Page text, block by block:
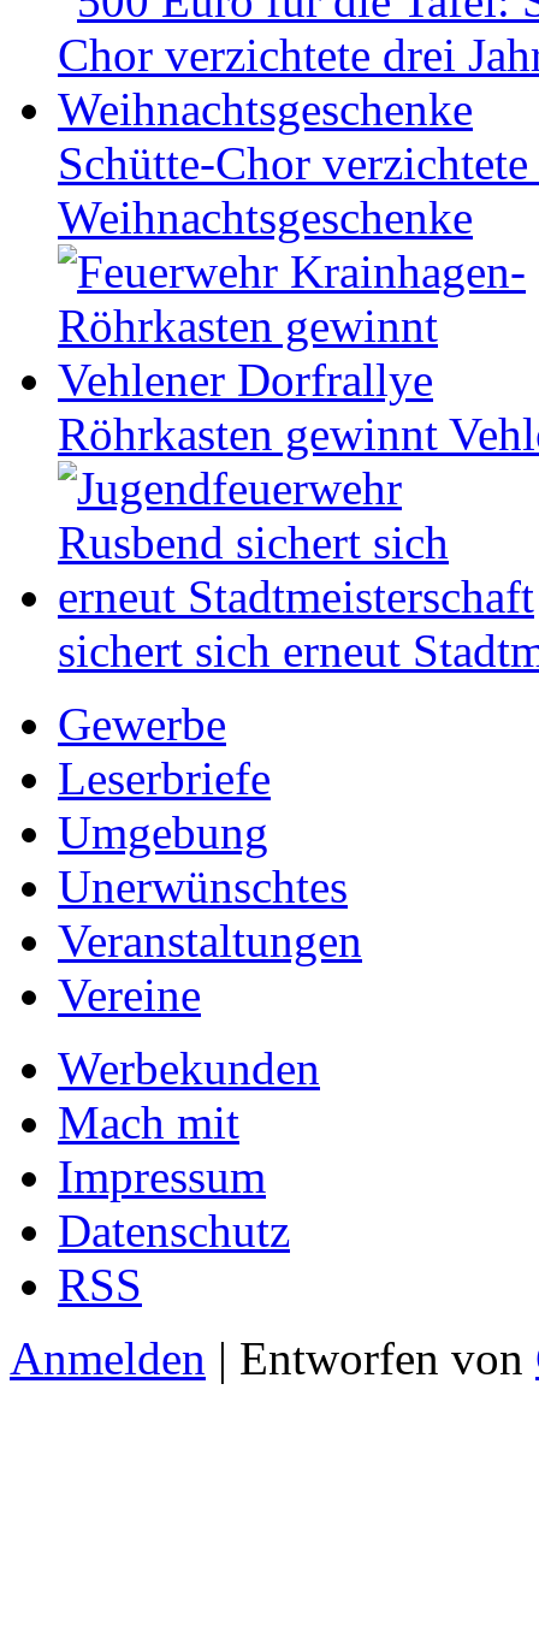
Schütte-Chor
Weihnachtsgeschenke
Röhrkasten gewinnt
sichert sich erneut
Gewerbe
Leserbriefe
Umgebung
Unerwünschtes
Veranstaltungen
Vereine
Werbekunden
Mach mit
Impressum
Datenschutz
RSS
Anmelden | Entworfen von